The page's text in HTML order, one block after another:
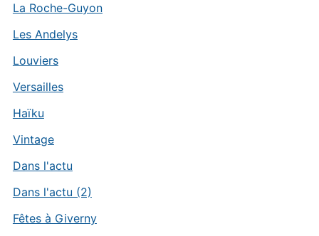
La Roche-Guyon
Les Andelys
Louviers
Versailles
Haïku
Vintage
Dans l'actu
Dans l'actu (2)
Fêtes à Giverny